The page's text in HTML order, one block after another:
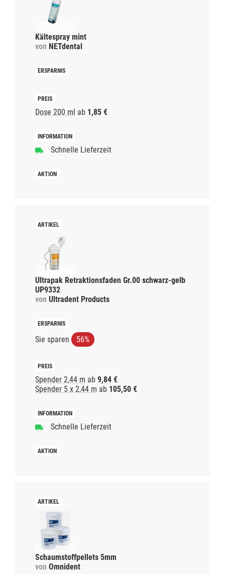
Kältespray mint
von NETdental
Dose 200 ml ab 1,85 €
Schnelle Lieferzeit
Ultrapak Retraktionsfaden Gr.00 schwarz-gelb
UP9332
von Ultradent Products
Sie sparen 56%
Spender 2,44 m ab 9,84 €
Spender 5 x 2,44 m ab 105,50 €
Schnelle Lieferzeit
Schaumstoffpellets 5mm
von Omnident